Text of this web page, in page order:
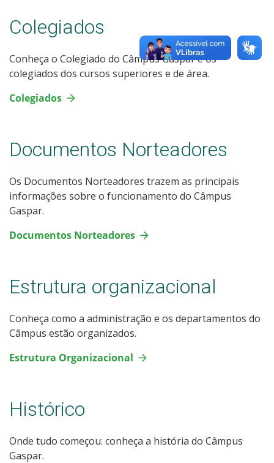
Colegiados
Conheça o Colegiado do Câmpus Gaspar e os
colegiados dos cursos superiores e de área.
Colegiados
Documentos Norteadores
Os Documentos Norteadores trazem as principais
informações sobre o funcionamento do Câmpus
Gaspar.
Documentos Norteadores
Estrutura organizacional
Conheça como a administração e os departamentos do
Câmpus estão organizados.
Estrutura Organizacional
Histórico
Onde tudo começou: conheça a história do Câmpus
Gaspar.